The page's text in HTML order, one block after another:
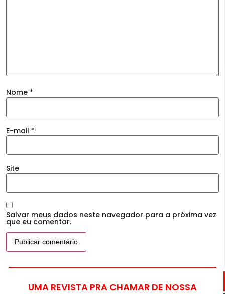
Nome *
E-mail *
Site
Salvar meus dados neste navegador para a próxima vez
que eu comentar.
UMA REVISTA PRA CHAMAR DE NOSSA